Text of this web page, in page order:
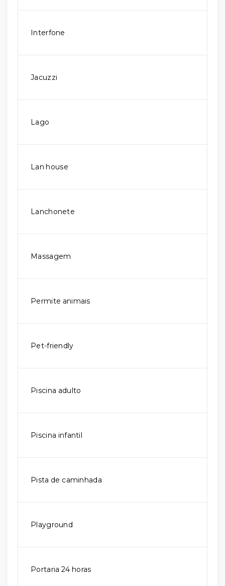
Interfone
Jacuzzi
Lago
Lan house
Lanchonete
Massagem
Permite animais
Pet-friendly
Piscina adulto
Piscina infantil
Pista de caminhada
Playground
Portaria 24 horas